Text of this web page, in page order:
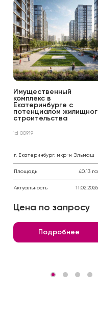
Имущественный
комплекс в
Екатеринбурге с
потенциалом
строительства
id 00919
г. Екатеринбург, мкр-н Эльмаш
Площадь 40.13 га
Актуальность 11.02.2026
Цена по запросу
Подробнее